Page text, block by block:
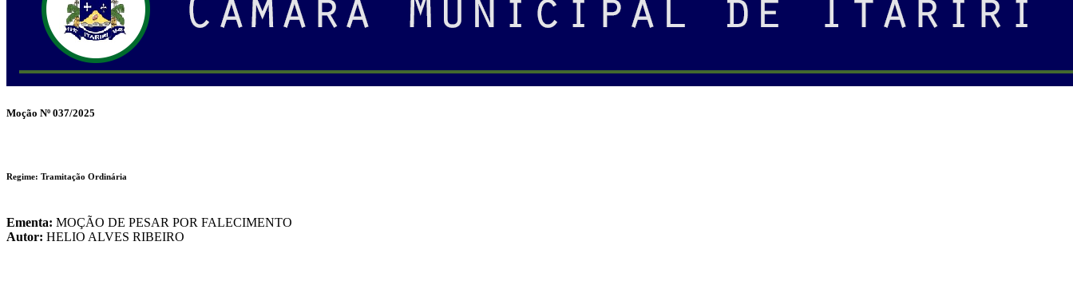
Moção Nº 037/2025
Regime: Tramitação Ordinária
Ementa: MOÇÃO DE PESAR POR FALECIMENTO
Autor: HELIO ALVES RIBEIRO